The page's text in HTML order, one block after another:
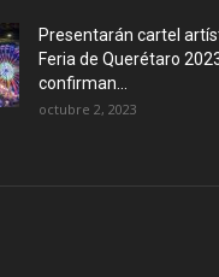
Presentarán cartel
Feria de Querétaro
confirman...
octubre 2, 2023